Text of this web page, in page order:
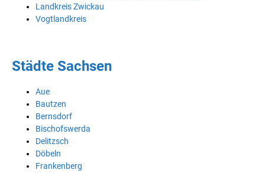
Landkreis Zwickau
Vogtlandkreis
Städte Sachsen
Aue
Bautzen
Bernsdorf
Bischofswerda
Delitzsch
Döbeln
Frankenberg